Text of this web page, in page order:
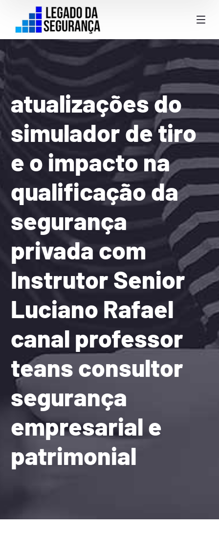
atualizações do
simulador de tiro
e o impacto na
qualificação da
segurança
privada com
Instrutor Senior
Luciano Rafael
canal professor
teans consultor
segurança
empresarial e
patrimonial